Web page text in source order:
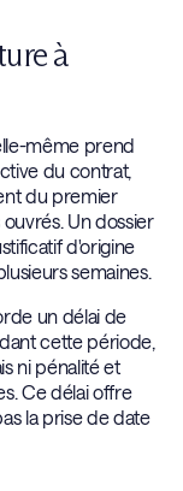
à
même prend
du contrat,
du premier
Un dossier
d'origine
semaines.
un délai de
cette période,
ni pénalité et
Ce délai offre
la prise de date